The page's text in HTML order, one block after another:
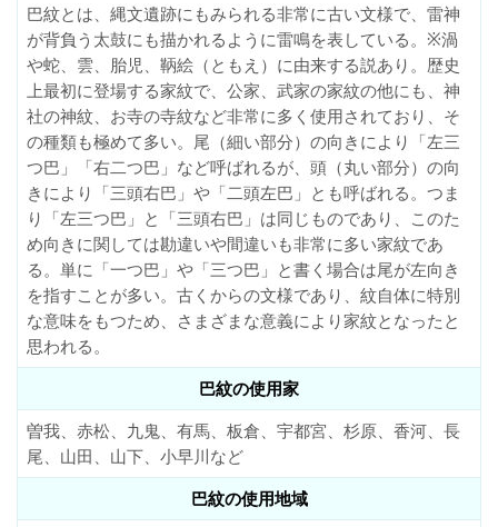
巴紋とは、縄文遺跡にもみられる非常に古い文様で、雷神
が背負う太鼓にも描かれるように雷鳴を表している。※渦
や蛇、雲、胎児、鞆絵（ともえ）に由来する説あり。歴史
上最初に登場する家紋で、公家、武家の家紋の他にも、神
社の神紋、お寺の寺紋など非常に多く使用されており、そ
の種類も極めて多い。尾（細い部分）の向きにより「左三
つ巴」「右二つ巴」など呼ばれるが、頭（丸い部分）の向
きにより「三頭右巴」や「二頭左巴」とも呼ばれる。つま
り「左三つ巴」と「三頭右巴」は同じものであり、このた
め向きに関しては勘違いや間違いも非常に多い家紋であ
る。単に「一つ巴」や「三つ巴」と書く場合は尾が左向き
を指すことが多い。古くからの文様であり、紋自体に特別
な意味をもつため、さまざまな意義により家紋となったと
思われる。
巴紋の使用家
曽我、赤松、九鬼、有馬、板倉、宇都宮、杉原、香河、長
尾、山田、山下、小早川など
巴紋の使用地域